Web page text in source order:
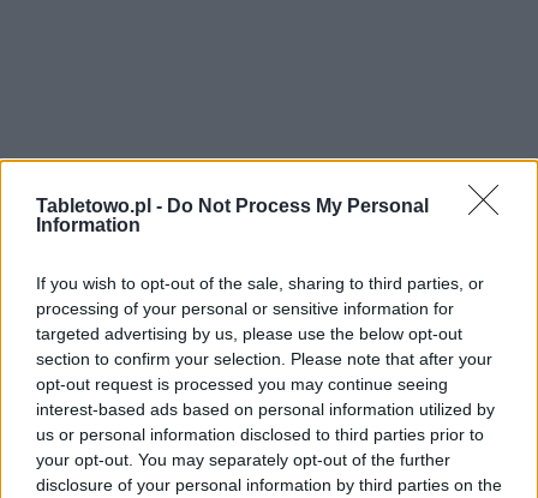
Tabletowo.pl - Do Not Process My Personal
Information
If you wish to opt-out of the sale, sharing to third parties, or
processing of your personal or sensitive information for
targeted advertising by us, please use the below opt-out
section to confirm your selection. Please note that after your
opt-out request is processed you may continue seeing
interest-based ads based on personal information utilized by
us or personal information disclosed to third parties prior to
your opt-out. You may separately opt-out of the further
disclosure of your personal information by third parties on the